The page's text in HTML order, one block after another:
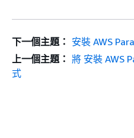
下一個主題： 安裝 AWS
上一個主題： 將 安裝 AWS
式